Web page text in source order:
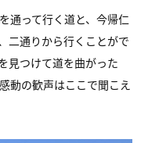
って行く道と、 今帰仁
二通りから行くことがで
見つけて道を曲がった
動の歓声はここで聞こえ